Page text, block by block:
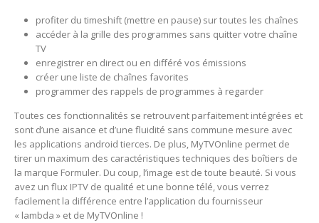
profiter du timeshift (mettre en pause) sur toutes les chaînes
accéder à la grille des programmes sans quitter votre chaîne
TV
enregistrer en direct ou en différé vos émissions
créer une liste de chaînes favorites
programmer des rappels de programmes à regarder
Toutes ces fonctionnalités se retrouvent parfaitement intégrées et
sont d’une aisance et d’une fluidité sans commune mesure avec
les applications android tierces. De plus, MyTVOnline permet de
tirer un maximum des caractéristiques techniques des boîtiers de
la marque Formuler. Du coup, l’image est de toute beauté. Si vous
avez un flux IPTV de qualité et une bonne télé, vous verrez
facilement la différence entre l’application du fournisseur
« lambda » et de MyTVOnline !